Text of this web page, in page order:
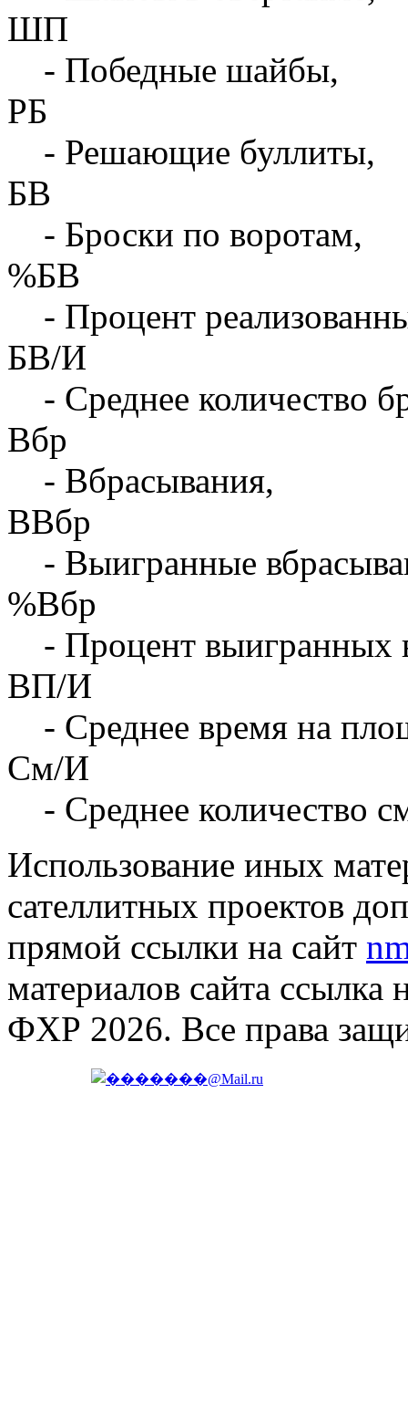
ШП
- Победные шайбы,
РБ
- Решающие буллиты,
БВ
- Броски по воротам,
%БВ
- Процент
БВ/И
- Среднее количество
Вбр
- Вбрасывания,
ВВбр
- Выигранные
%Вбр
- Процент выигранных
ВП/И
- Среднее время на
См/И
- Среднее количество
Использование иных
сателлитных проектов
прямой ссылки на сайт
материалов сайта ссылка
ФХР 2026. Все права